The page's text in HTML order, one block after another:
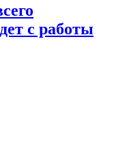
с работы